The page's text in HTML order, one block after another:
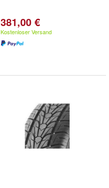
381,00 €
Kostenloser Versand